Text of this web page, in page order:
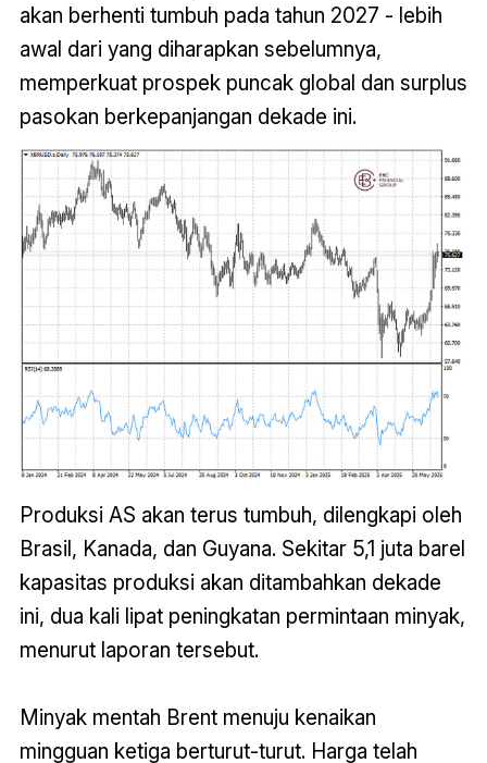
akan berhenti tumbuh pada tahun 2027 - lebih
awal dari yang diharapkan sebelumnya,
memperkuat prospek puncak global dan surplus
pasokan berkepanjangan dekade ini.
Produksi AS akan terus tumbuh, dilengkapi oleh
Brasil, Kanada, dan Guyana. Sekitar 5,1 juta barel
kapasitas produksi akan ditambahkan dekade
ini, dua kali lipat peningkatan permintaan minyak,
menurut laporan tersebut.
Minyak mentah Brent menuju kenaikan
mingguan ketiga berturut-turut. Harga telah